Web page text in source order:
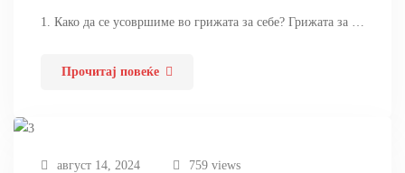
1. Како да се усовршиме во грижата за себе? Грижата за …
Прочитај повеќе
август 14, 2024 759 views